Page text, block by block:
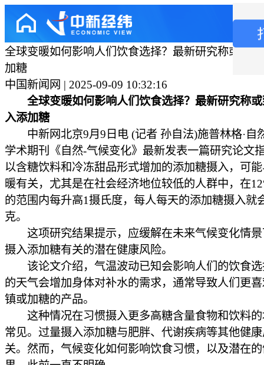
全球变暖如何影响人们饮食选择？最新研究称或致
加糖
中国新闻网 | 2025-09-09 10:32:16
全球变暖如何影响人们饮食选择？最新研究称
入添加糖
中新网北京9月9日电 (记者 孙自法)施普林格·自
学术期刊《自然-气候变化》最新发表一篇研究论文
以含糖饮料和冷冻甜品形式增加的添加糖摄入，可
暖有关，尤其是在社会经济地位较低的人群中，在
的范围内每升高1摄氏度，每人每天的添加糖摄入就
克。
这项研究结果提示，应缓解在未来气候变化情景
摄入添加糖有关的潜在健康风险。
该论文介绍，气温波动已知会影响人们的饮食选
的天气会增加身体对补水的需求，通常导致人们更
镇或加糖的产品。
这种情况在习惯摄入更多高糖含量食物和饮料的
常见。过量摄入添加糖与肥胖、代谢疾病等其他健
关。然而，气候变化如何影响饮食习惯，以及潜在